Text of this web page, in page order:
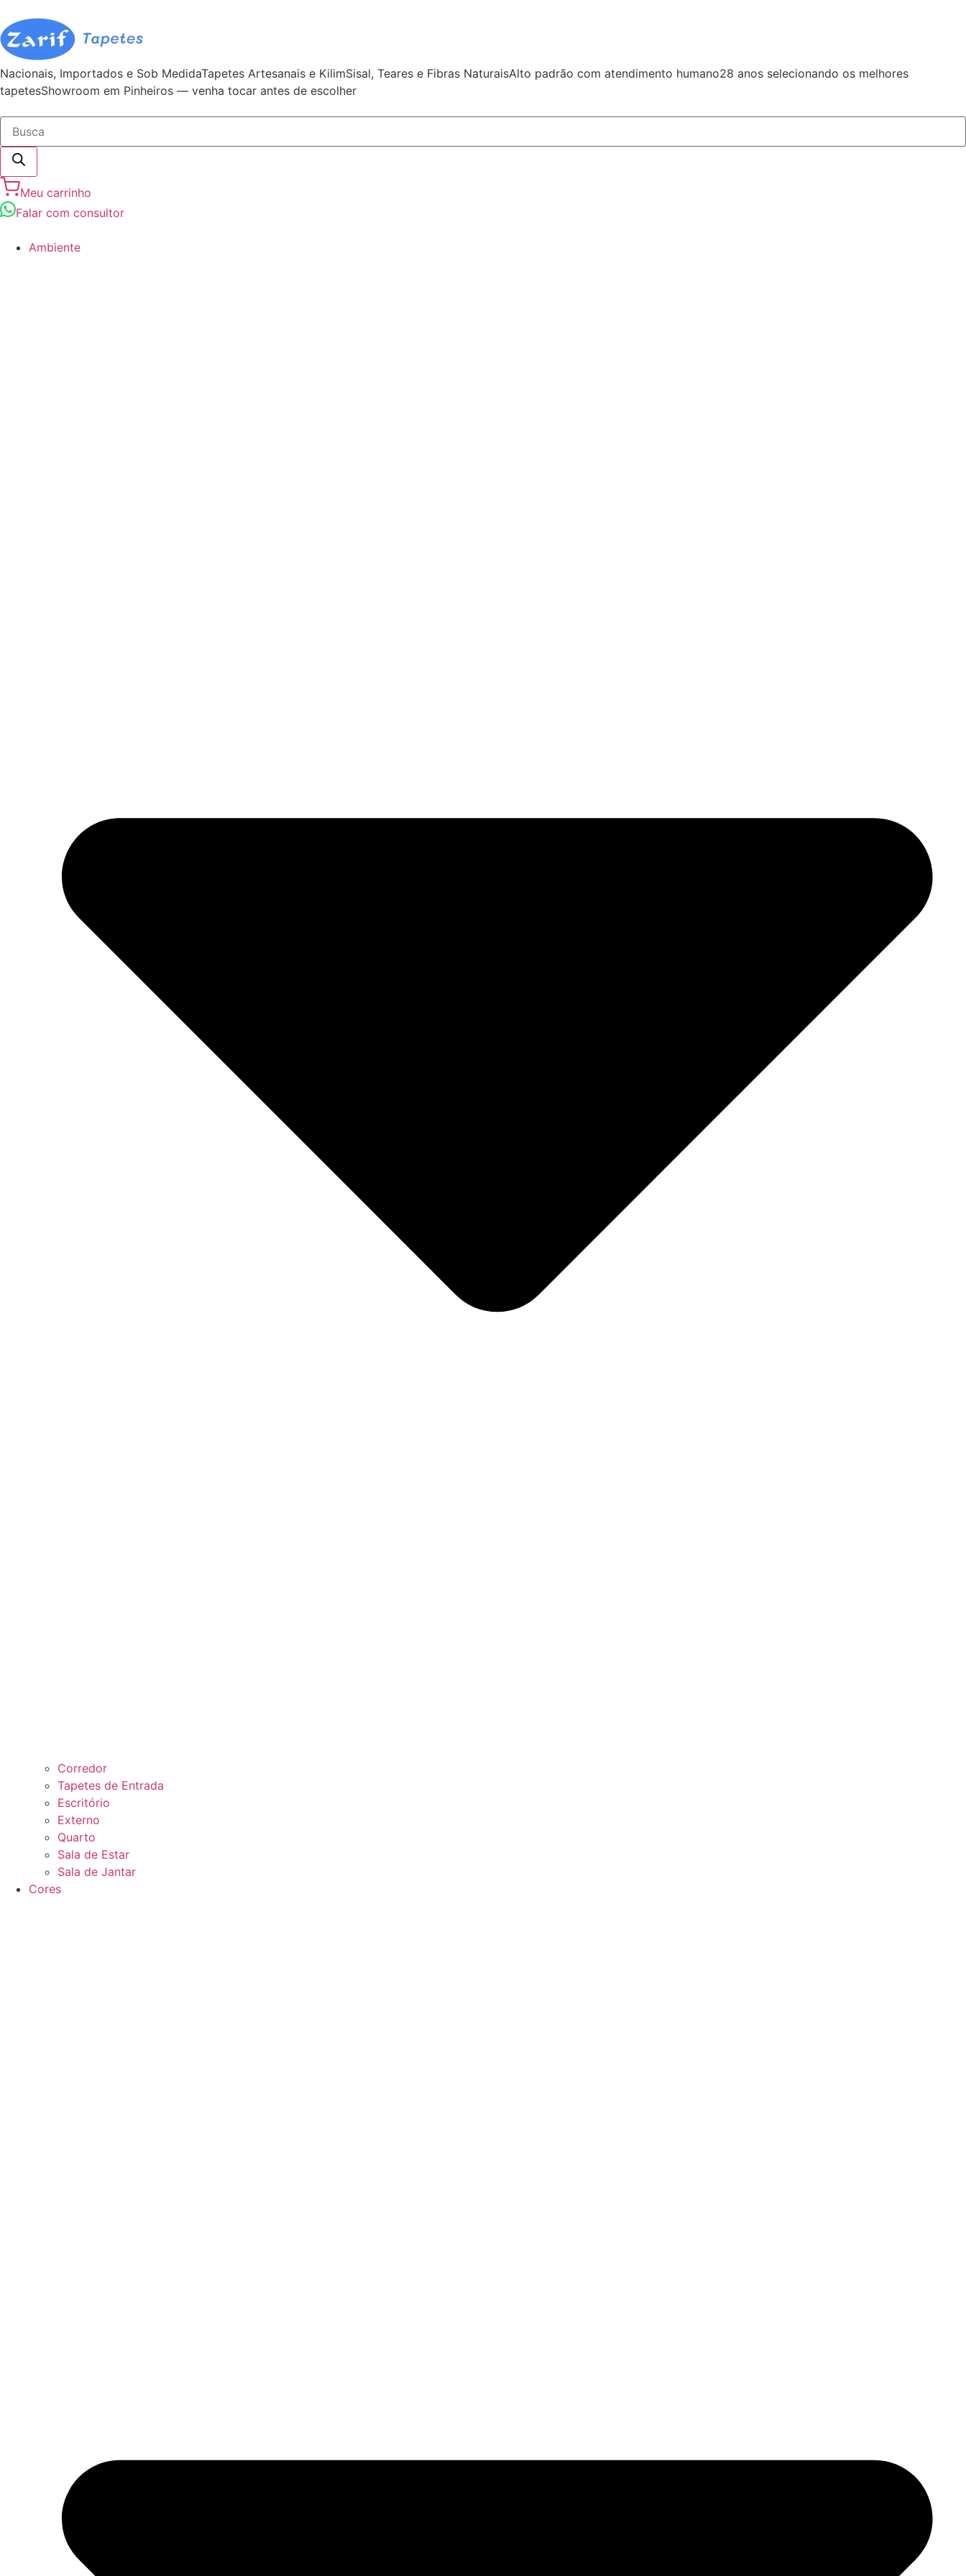
Nacionais, Importados e Sob MedidaTapetes Artesanais e KilimSisal, Teares e Fibras NaturaisAlto padrão com atendimento humano28 anos selecionando os melhores
tapetesShowroom em Pinheiros — venha tocar antes de escolher
Meu carrinho
Falar com consultor
Ambiente
Corredor
Tapetes de Entrada
Escritório
Externo
Quarto
Sala de Estar
Sala de Jantar
Cores